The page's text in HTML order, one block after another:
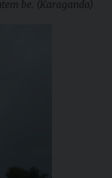
be. (Karaganda)